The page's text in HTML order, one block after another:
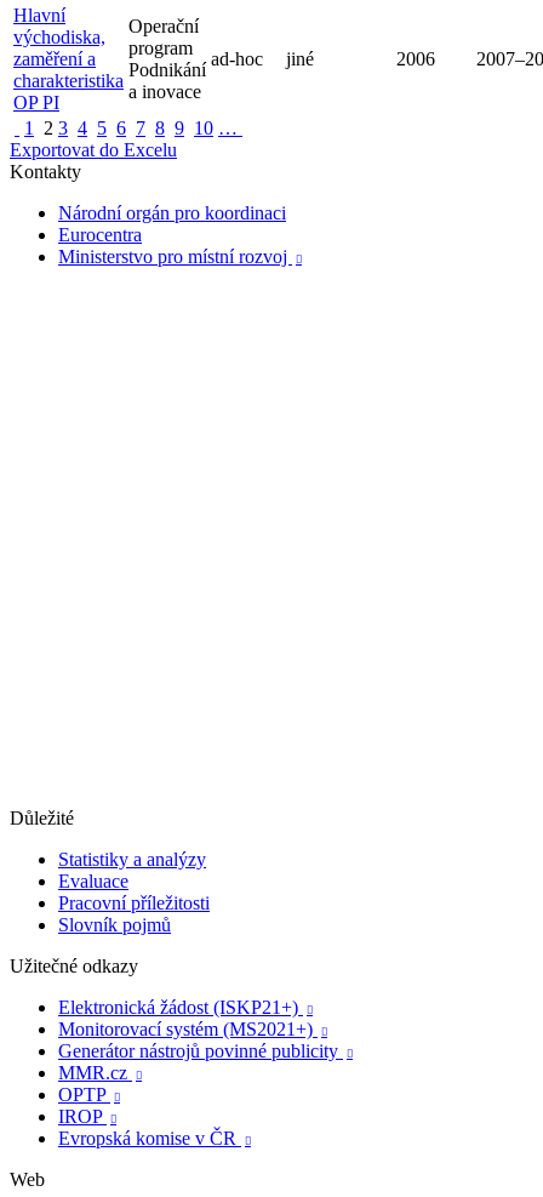
Hlavní
východiska,
zaměření a
charakteristika
OP PI
Operační
program
Podnikání
a inovace
ad-hoc jiné 2006
1 2 3 4 5 6 7 8 9 10 …
Exportovat do Excelu
Kontakty
Národní orgán pro koordinaci
Eurocentra
Ministerstvo pro místní rozvoj

Důležité
Statistiky a analýzy
Evaluace
Pracovní příležitosti
Slovník pojmů
Užitečné odkazy
Elektronická žádost (ISKP21+)

Monitorovací systém (MS2021+) 
Generátor nástrojů povinné publicity 
MMR.cz 
OPTP 
IROP 
Evropská komise v ČR 
Web